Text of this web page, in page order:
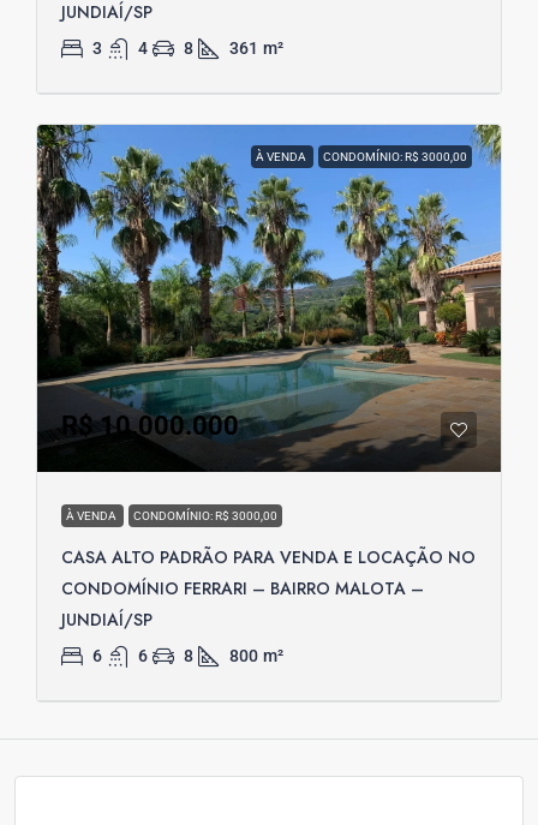
JUNDIAÍ/SP
3 4 8 361 m²
À VENDA CONDOMÍNIO: R$ 3000,00
R$ 10.000.000
À VENDA CONDOMÍNIO: R$ 3000,00
CASA ALTO PADRÃO PARA VENDA E LOCAÇÃO NO
CONDOMÍNIO FERRARI – BAIRRO MALOTA –
JUNDIAÍ/SP
6 6 8 800 m²